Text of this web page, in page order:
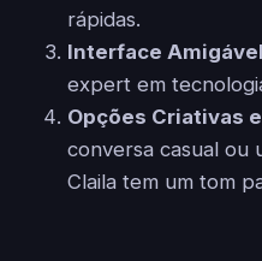
rápidas.
Interface Amigável
expert em
Opções Criativas
conversa casual ou
Claila tem um tom